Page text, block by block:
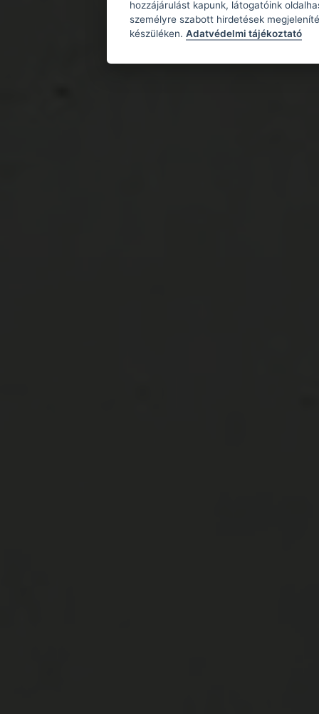
hozzájárulást kapunk, látogatóink
személyre szabott hirdetések
készüléken. Adatvédelmi tájékoztató